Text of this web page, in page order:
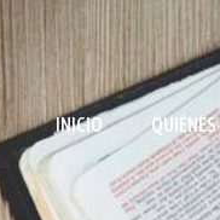
INICIO